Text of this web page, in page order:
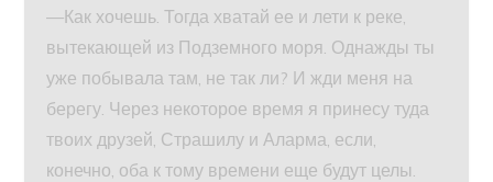
—Как хочешь. Тогда хватай ее и лети к реке,
вытекающей из Подземного моря. Однажды ты
уже побывала там, не так ли? И жди меня на
берегу. Через некоторое время я принесу туда
твоих друзей, Страшилу и Аларма, если,
конечно, оба к тому времени еще будут целы.